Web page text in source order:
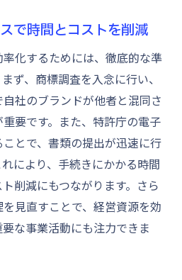
で時間とコストを削減
化するためには、徹底的な準
ず、商標調査を入念に行い、
社のブランドが他者と混同さ
要です。また、特許庁の電子
とで、書類の提出が迅速に行
により、手続きにかかる時間
削減にもつながります。さら
見直すことで、経営資源を効
な事業活動にも注力できま